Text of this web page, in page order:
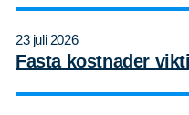
23 juli 2026
Fasta kostnader